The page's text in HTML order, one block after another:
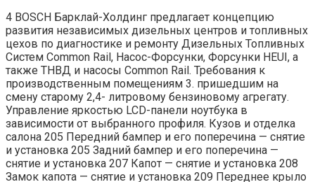
4 BOSCH Барклай-Холдинг предлагает концепцию
развития независимых дизельных центров и топливных
цехов по диагностике и ремонту Дизельных Топливных
Систем Common Rail, Насос-Форсунки, Форсунки HEUI, а
также ТНВД и насосы Common Rail. Требования к
производственным помещениям 3. пришедшим на
смену старому 2,4- литровому бензиновому агрегату.
Управление яркостью LCD-панели ноутбука в
зависимости от выбранного профиля. Кузов и отделка
салона 205 Передний бампер и его поперечина — снятие
и установка 205 Задний бампер и его поперечина —
снятие и установка 207 Капот — снятие и установка 208
Замок капота — снятие и установка 209 Переднее крыло